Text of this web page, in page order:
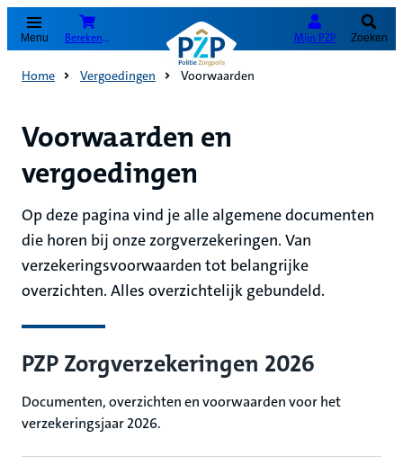
Menu Bereken je premie Mijn PZP Zoeken
Home Vergoedingen Voorwaarden
Voorwaarden en
vergoedingen
Op deze pagina vind je alle algemene documenten
die horen bij onze zorgverzekeringen. Van
verzekeringsvoorwaarden tot belangrijke
overzichten. Alles overzichtelijk gebundeld.
PZP Zorgverzekeringen 2026
Documenten, overzichten en voorwaarden voor het
verzekeringsjaar 2026.